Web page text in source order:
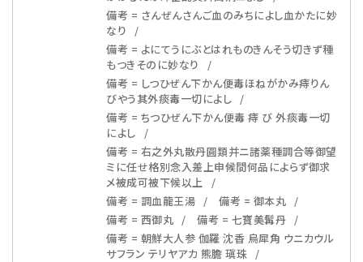
備考 = さんぜんさんご血のみちによし血かたに妙
なり
備考 = よにてうにぶとはれものきんそう切きず種
もつきそのに妙なり
備考 = しつひぜん下かん便毒ほねがかみ痔りん
びやう其外痰毒一切によし
備考 = ちつひぜん下かん便毒 痔 び 外痰毒一切
によし
備考 = 右之外丸散丹圓類并ニ諸薬種調合等御望
ミに任せ格別念入差上申候間何品によらず御求
メ被成可被下候以上
備考 = 調血龍王湯
備考 = 御本丸
備考 = 西御丸
備考 = 七寶美髯丹
備考 = 朝鮮大人参 伽羅 沈香 烏犀角 ウニカウル
サフラン テリヤアカ 熊膽 瑱珠